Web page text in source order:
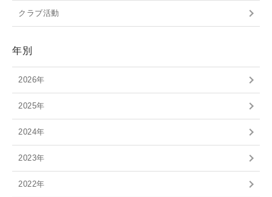
クラブ活動
年別
2026年
2025年
2024年
2023年
2022年